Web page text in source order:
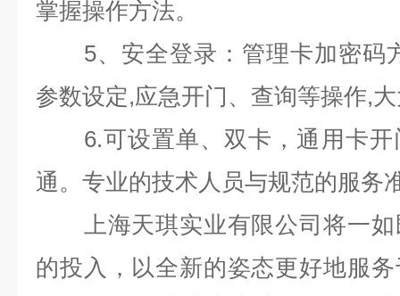
掌握操作方法。
5、安全登录：管理卡加密码
参数设定,应急开门、查询等操作,
6.可设置单、双卡，通用卡
通。专业的技术人员与规范的服务
上海天琪实业有限公司将一如
的投入，以全新的姿态更好地服